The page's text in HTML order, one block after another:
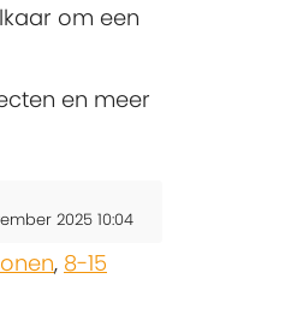
om een
en meer
2025 10:04
, 8-15